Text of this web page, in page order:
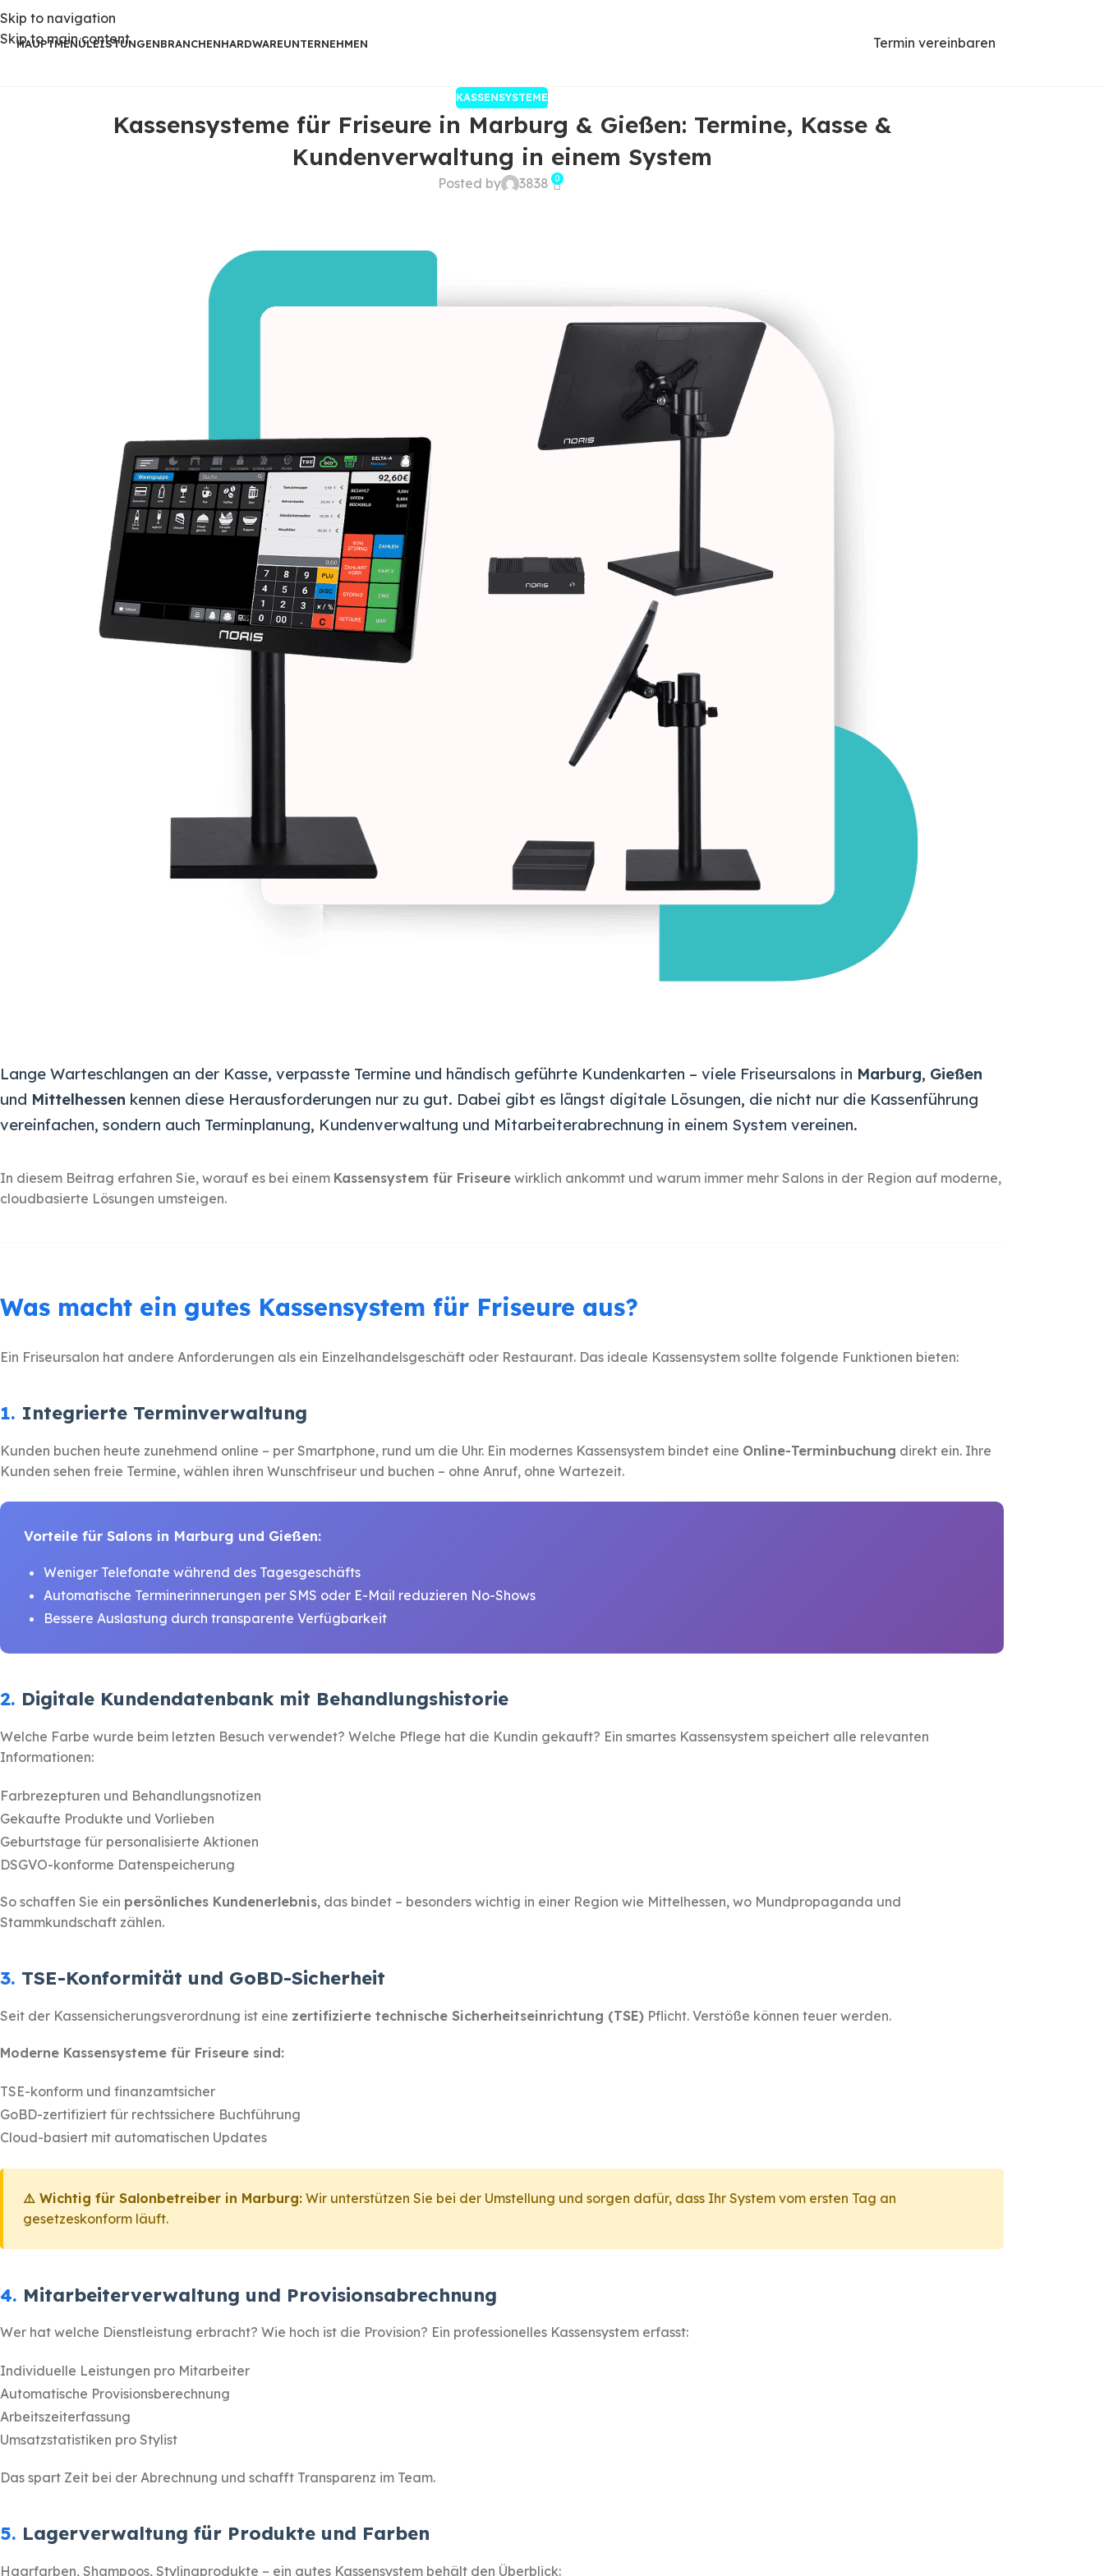
Skip to navigation
Skip to main content
HAUPTMENÜLEISTUNGENBRANCHENHARDWAREUNTERNEHMEN Termin vereinbaren
KASSENSYSTEME
Kassensysteme für Friseure in Marburg & Gießen: Termine, Kasse &
Kundenverwaltung in einem System
Posted by 3838 0
Lange Warteschlangen an der Kasse, verpasste Termine und händisch geführte Kundenkarten – viele Friseursalons in Marburg, Gießen
und Mittelhessen kennen diese Herausforderungen nur zu gut. Dabei gibt es längst digitale Lösungen, die nicht nur die Kassenführung
vereinfachen, sondern auch Terminplanung, Kundenverwaltung und Mitarbeiterabrechnung in einem System vereinen.
In diesem Beitrag erfahren Sie, worauf es bei einem Kassensystem für Friseure wirklich ankommt und warum immer mehr Salons in der Region auf moderne,
cloudbasierte Lösungen umsteigen.
Was macht ein gutes Kassensystem für Friseure aus?
Ein Friseursalon hat andere Anforderungen als ein Einzelhandelsgeschäft oder Restaurant. Das ideale Kassensystem sollte folgende Funktionen bieten:
1. Integrierte Terminverwaltung
Kunden buchen heute zunehmend online – per Smartphone, rund um die Uhr. Ein modernes Kassensystem bindet eine Online-Terminbuchung direkt ein. Ihre
Kunden sehen freie Termine, wählen ihren Wunschfriseur und buchen – ohne Anruf, ohne Wartezeit.
Vorteile für Salons in Marburg und Gießen:
Weniger Telefonate während des Tagesgeschäfts
Automatische Terminerinnerungen per SMS oder E-Mail reduzieren No-Shows
Bessere Auslastung durch transparente Verfügbarkeit
2. Digitale Kundendatenbank mit Behandlungshistorie
Welche Farbe wurde beim letzten Besuch verwendet? Welche Pflege hat die Kundin gekauft? Ein smartes Kassensystem speichert alle relevanten
Informationen:
Farbrezepturen und Behandlungsnotizen
Gekaufte Produkte und Vorlieben
Geburtstage für personalisierte Aktionen
DSGVO-konforme Datenspeicherung
So schaffen Sie ein persönliches Kundenerlebnis, das bindet – besonders wichtig in einer Region wie Mittelhessen, wo Mundpropaganda und
Stammkundschaft zählen.
3. TSE-Konformität und GoBD-Sicherheit
Seit der Kassensicherungsverordnung ist eine zertifizierte technische Sicherheitseinrichtung (TSE) Pflicht. Verstöße können teuer werden.
Moderne Kassensysteme für Friseure sind:
TSE-konform und finanzamtsicher
GoBD-zertifiziert für rechtssichere Buchführung
Cloud-basiert mit automatischen Updates
⚠️ Wichtig für Salonbetreiber in Marburg: Wir unterstützen Sie bei der Umstellung und sorgen dafür, dass Ihr System vom ersten Tag an
gesetzeskonform läuft.
4. Mitarbeiterverwaltung und Provisionsabrechnung
Wer hat welche Dienstleistung erbracht? Wie hoch ist die Provision? Ein professionelles Kassensystem erfasst:
Individuelle Leistungen pro Mitarbeiter
Automatische Provisionsberechnung
Arbeitszeiterfassung
Umsatzstatistiken pro Stylist
Das spart Zeit bei der Abrechnung und schafft Transparenz im Team.
5. Lagerverwaltung für Produkte und Farben
Haarfarben, Shampoos, Stylingprodukte – ein gutes Kassensystem behält den Überblick: